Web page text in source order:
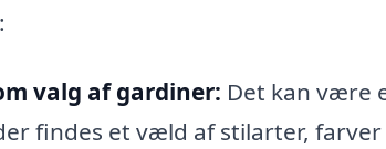
valg af gardiner: Det kan være
findes et væld af stilarter,